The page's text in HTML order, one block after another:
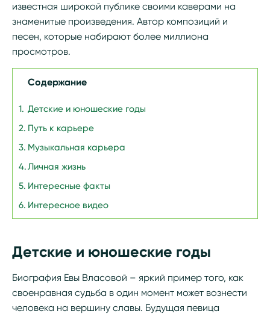
известная широкой публике своими каверами на
знаменитые произведения. Автор композиций и
песен, которые набирают более миллиона
просмотров.
Содержание
Детские и юношеские годы
Путь к карьере
Музыкальная карьера
Личная жизнь
Интересные факты
Интересное видео
Детские и юношеские годы
Биография Евы Власовой – яркий пример того, как
своенравная судьба в один момент может вознести
человека на вершину славы. Будущая певица